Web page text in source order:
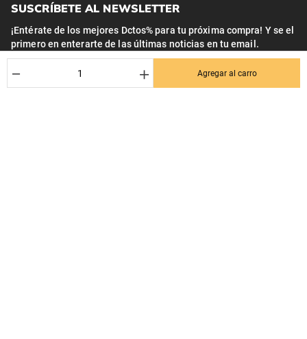
＋
－ Agregar al carro
SUSCRÍBETE AL NEWSLETTER
¡Entérate de los mejores Dctos% para tu próxima compra! Y se el
primero en enterarte de las últimas noticias en tu email.
Nombre